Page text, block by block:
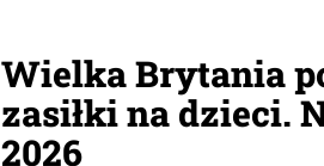
Wielka Brytania
zasiłki na dzieci.
2026